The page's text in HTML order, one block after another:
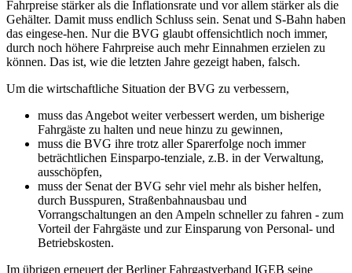
Fahrpreise stärker als die Inflationsrate und vor allem stärker als die
Gehälter. Damit muss endlich Schluss sein. Senat und S-Bahn haben
das eingese-hen. Nur die BVG glaubt offensichtlich noch immer,
durch noch höhere Fahrpreise auch mehr Einnahmen erzielen zu
können. Das ist, wie die letzten Jahre gezeigt haben, falsch.
Um die wirtschaftliche Situation der BVG zu verbessern,
muss das Angebot weiter verbessert werden, um bisherige
Fahrgäste zu halten und neue hinzu zu gewinnen,
muss die BVG ihre trotz aller Sparerfolge noch immer
beträchtlichen Einsparpo-tenziale, z.B. in der Verwaltung,
ausschöpfen,
muss der Senat der BVG sehr viel mehr als bisher helfen,
durch Busspuren, Straßenbahnausbau und
Vorrangschaltungen an den Ampeln schneller zu fahren - zum
Vorteil der Fahrgäste und zur Einsparung von Personal- und
Betriebskosten.
Im übrigen erneuert der Berliner Fahrgastverband IGEB seine